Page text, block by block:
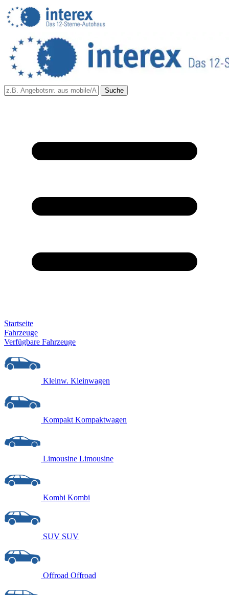
Suche
Startseite
Fahrzeuge
Verfügbare Fahrzeuge
Kleinw. Kleinwagen
Kompakt Kompaktwagen
Limousine Limousine
Kombi Kombi
SUV SUV
Offroad Offroad